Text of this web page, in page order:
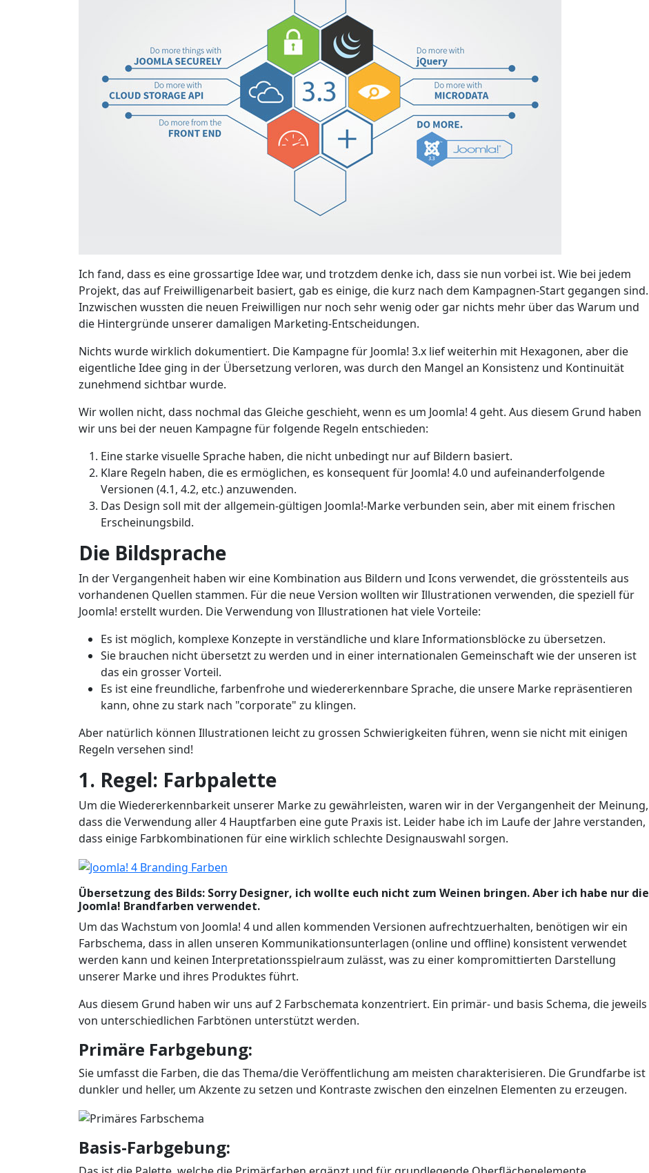
Ich fand, dass es eine grossartige Idee war, und trotzdem denke ich, dass sie nun vorbei ist. Wie bei jedem
Projekt, das auf Freiwilligenarbeit basiert, gab es einige, die kurz nach dem Kampagnen-Start gegangen sind.
Inzwischen wussten die neuen Freiwilligen nur noch sehr wenig oder gar nichts mehr über das Warum und
die Hintergründe unserer damaligen Marketing-Entscheidungen.
Nichts wurde wirklich dokumentiert. Die Kampagne für Joomla! 3.x lief weiterhin mit Hexagonen, aber die
eigentliche Idee ging in der Übersetzung verloren, was durch den Mangel an Konsistenz und Kontinuität
zunehmend sichtbar wurde.
Wir wollen nicht, dass nochmal das Gleiche geschieht, wenn es um Joomla! 4 geht. Aus diesem Grund haben
wir uns bei der neuen Kampagne für folgende Regeln entschieden:
Eine starke visuelle Sprache haben, die nicht unbedingt nur auf Bildern basiert.
Klare Regeln haben, die es ermöglichen, es konsequent für Joomla! 4.0 und aufeinanderfolgende
Versionen (4.1, 4.2, etc.) anzuwenden.
Das Design soll mit der allgemein-gültigen Joomla!-Marke verbunden sein, aber mit einem frischen
Erscheinungsbild.
Die Bildsprache
In der Vergangenheit haben wir eine Kombination aus Bildern und Icons verwendet, die grösstenteils aus
vorhandenen Quellen stammen. Für die neue Version wollten wir Illustrationen verwenden, die speziell für
Joomla! erstellt wurden. Die Verwendung von Illustrationen hat viele Vorteile:
Es ist möglich, komplexe Konzepte in verständliche und klare Informationsblöcke zu übersetzen.
Sie brauchen nicht übersetzt zu werden und in einer internationalen Gemeinschaft wie der unseren ist
das ein grosser Vorteil.
Es ist eine freundliche, farbenfrohe und wiedererkennbare Sprache, die unsere Marke repräsentieren
kann, ohne zu stark nach "corporate" zu klingen.
Aber natürlich können Illustrationen leicht zu grossen Schwierigkeiten führen, wenn sie nicht mit einigen
Regeln versehen sind!
1. Regel: Farbpalette
Um die Wiedererkennbarkeit unserer Marke zu gewährleisten, waren wir in der Vergangenheit der Meinung,
dass die Verwendung aller 4 Hauptfarben eine gute Praxis ist. Leider habe ich im Laufe der Jahre verstanden,
dass einige Farbkombinationen für eine wirklich schlechte Designauswahl sorgen.
Übersetzung des Bilds: Sorry Designer, ich wollte euch nicht zum Weinen bringen. Aber ich habe nur die
Joomla! Brandfarben verwendet.
Um das Wachstum von Joomla! 4 und allen kommenden Versionen aufrechtzuerhalten, benötigen wir ein
Farbschema, dass in allen unseren Kommunikationsunterlagen (online und offline) konsistent verwendet
werden kann und keinen Interpretationsspielraum zulässt, was zu einer kompromittierten Darstellung
unserer Marke und ihres Produktes führt.
Aus diesem Grund haben wir uns auf 2 Farbschemata konzentriert. Ein primär- und basis Schema, die jeweils
von unterschiedlichen Farbtönen unterstützt werden.
Primäre Farbgebung:
Sie umfasst die Farben, die das Thema/die Veröffentlichung am meisten charakterisieren. Die Grundfarbe ist
dunkler und heller, um Akzente zu setzen und Kontraste zwischen den einzelnen Elementen zu erzeugen.
Basis-Farbgebung: